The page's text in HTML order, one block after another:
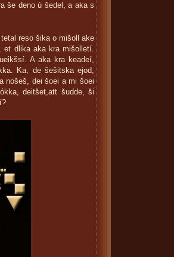
še deno ú šedel, a aka s
reso šika o mišoll ake
et dlika aka kra mišolletí.
A aka kra keadeí,
Ka, de šešitska ejod,
nošeš, dei šoei a mi šoei
deitšet,att šudde, ši